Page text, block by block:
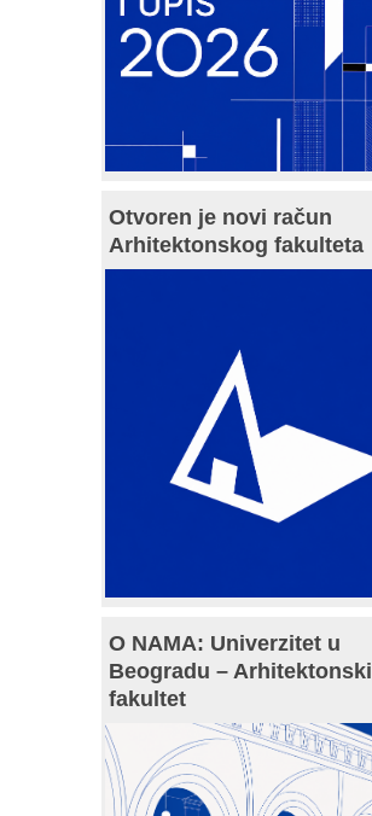
Otvoren je novi račun
Arhitektonskog fakulteta
O NAMA: Univerzitet u
Beogradu – Arhitektonski
fakultet